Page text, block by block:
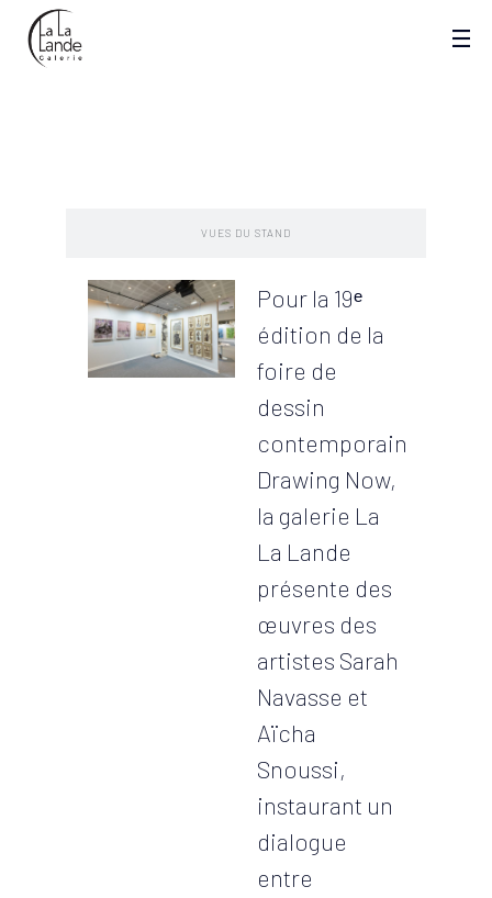
VUES DU STAND
Pour la 19ᵉ
édition de la
foire de
dessin
contemporain
Drawing Now,
la galerie La
La Lande
présente des
œuvres des
artistes Sarah
Navasse et
Aïcha
Snoussi,
instaurant un
dialogue
entre